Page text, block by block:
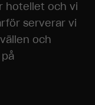
hotellet och vi
serverar vi
och
huvud
ska